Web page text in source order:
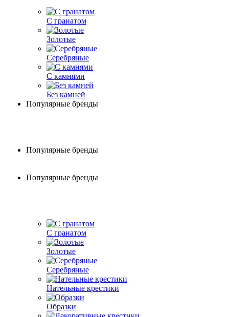
С гранатом
Золотые
Серебряные
С камнями
Без камней
Популярные бренды
Популярные бренды
Популярные бренды
С гранатом
Золотые
Серебряные
Нательные крестики
Образки